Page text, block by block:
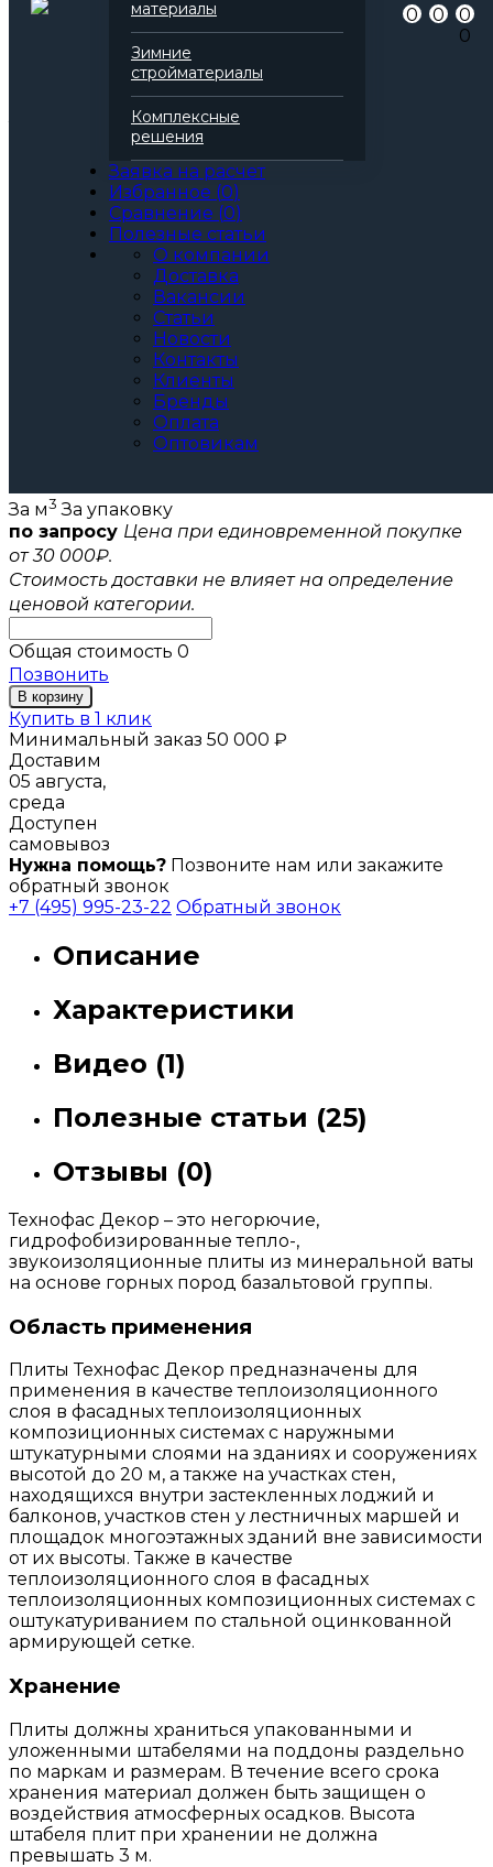
материалы
Зимние
стройматериалы
Комплексные
решения
Заявка на расчет
Избранное (0)
Сравнение (0)
Полезные статьи
О компании
Доставка
Вакансии
Статьи
Новости
Контакты
Клиенты
Бренды
Оплата
Оптовикам
0 0
0
0
Технониколь
Технофас
Декор
Базальтовая вата
Все характеристики
За м3 За упаковку
по запросу Цена при единовременной покупке
от 30 000₽.
Стоимость доставки не влияет на определение
ценовой категории.
Общая стоимость 0
Позвонить
В корзину
Купить в 1 клик
Минимальный заказ 50 000 ₽
Доставим
05 августа,
среда
Доступен
самовывоз
Нужна помощь? Позвоните нам или закажите
обратный звонок
+7 (495) 995-23-22 Обратный звонок
Описание
Характеристики
Видео (1)
Полезные статьи (25)
Отзывы (0)
Технофас Декор – это негорючие,
гидрофобизированные тепло-,
звукоизоляционные плиты из минеральной ваты
на основе горных пород базальтовой группы.
Область применения
Плиты Технофас Декор предназначены для
применения в качестве теплоизоляционного
слоя в фасадных теплоизоляционных
композиционных системах с наружными
штукатурными слоями на зданиях и сооружениях
высотой до 20 м, а также на участках стен,
находящихся внутри застекленных лоджий и
балконов, участков стен у лестничных маршей и
площадок многоэтажных зданий вне зависимости
от их высоты. Также в качестве
теплоизоляционного слоя в фасадных
теплоизоляционных композиционных системах с
оштукатуриванием по стальной оцинкованной
армирующей сетке.
Хранение
Плиты должны храниться упакованными и
уложенными штабелями на поддоны раздельно
по маркам и размерам. В течение всего срока
хранения материал должен быть защищен о
воздействия атмосферных осадков. Высота
штабеля плит при хранении не должна
превышать 3 м.